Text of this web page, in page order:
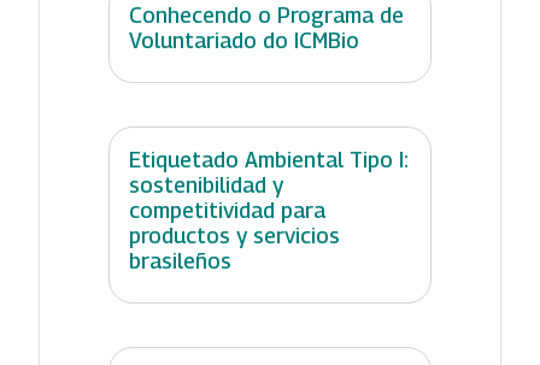
Conhecendo o Programa de
Voluntariado do ICMBio
Etiquetado Ambiental Tipo I:
sostenibilidad y
competitividad para
productos y servicios
brasileños